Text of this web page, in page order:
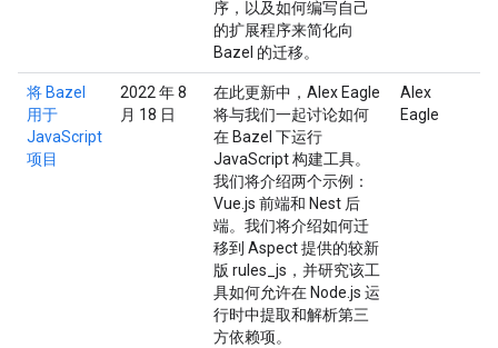
序，以及如何编写自己
的扩展程序来简化向
Bazel 的迁移。
将 Bazel
用于
JavaScript
项目
2022 年 8
月 18 日
在此更新中，Alex Eagle
将与我们一起讨论如何
在 Bazel 下运行
JavaScript 构建工具。
我们将介绍两个示例：
Vue.js 前端和 Nest 后
端。我们将介绍如何迁
移到 Aspect 提供的较新
版 rules_js，并研究该工
具如何允许在 Node.js 运
行时中提取和解析第三
方依赖项。
Alex
Eagle